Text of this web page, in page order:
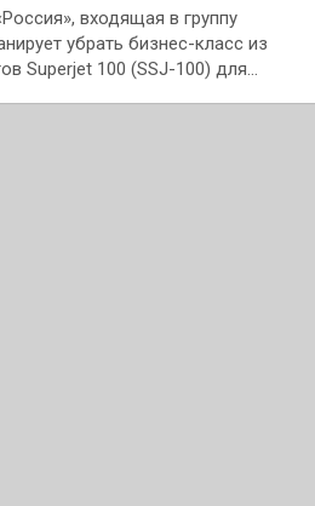
входящая в группу
убрать бизнес-класс из
Superjet 100 (SSJ-100) для…